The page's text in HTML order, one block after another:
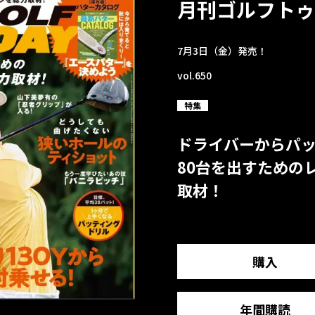
月刊ゴルフト
7月3日（金）発売！
vol.650
特集
ドライバーからパ
80台を出すための
取材！
購入
年間購読